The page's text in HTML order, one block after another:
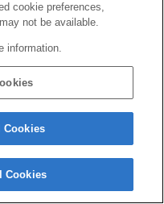
cookie preferences,
not be available.
information.
Cookies
Cookies